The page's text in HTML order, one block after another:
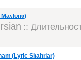
Mavlono)
::
(Lyric Shahriar)